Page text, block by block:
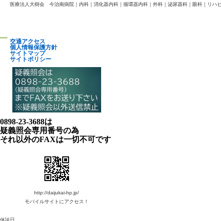
医療法人大樹会 今治南病院｜内科｜消化器内科｜循環器内科｜外科｜泌尿器科｜眼科｜リハ
交​通​ア​ク​セ​ス​
個​人​情​報​保​護​方​針​
サ​イ​ト​マ​ッ​プ​
サ​イ​ト​ポ​リ​シ​ー​
0898-23-3688は
疑義照会専用番号の為
それ以外のFAXは一切不可です
http://daijukai-hp.jp/
モバイルサイトにアクセス！
休診日